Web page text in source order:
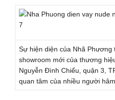
Sự hiện diện của Nhã Phương
showroom mới của thương
Nguyễn Đình Chiểu, quận 3,
quan tâm của nhiều người